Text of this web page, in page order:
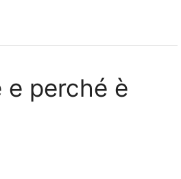
e perché è